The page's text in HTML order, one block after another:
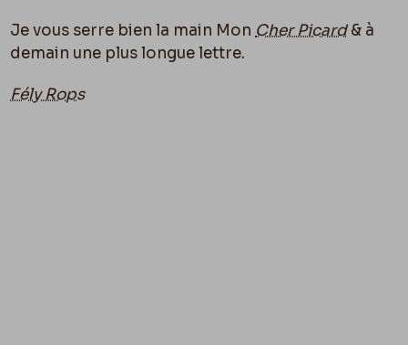
Je vous serre bien la main Mon Cher Picard& à
demain une plus longue lettre.
Fély Rops